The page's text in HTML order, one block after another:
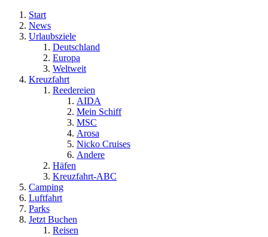
Start
News
Urlaubsziele
Deutschland
Europa
Weltweit
Kreuzfahrt
Reedereien
AIDA
Mein Schiff
MSC
Arosa
Nicko Cruises
Andere
Häfen
Kreuzfahrt-ABC
Camping
Luftfahrt
Parks
Jetzt Buchen
Reisen